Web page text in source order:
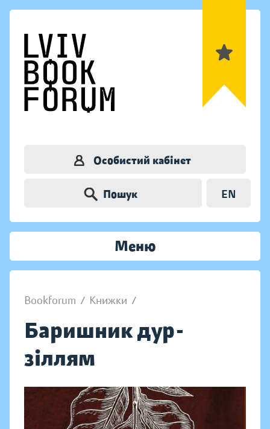
Особистий кабінет
Пошук EN
Меню
Bookforum / Книжки /
Баришник дур-
зіллям